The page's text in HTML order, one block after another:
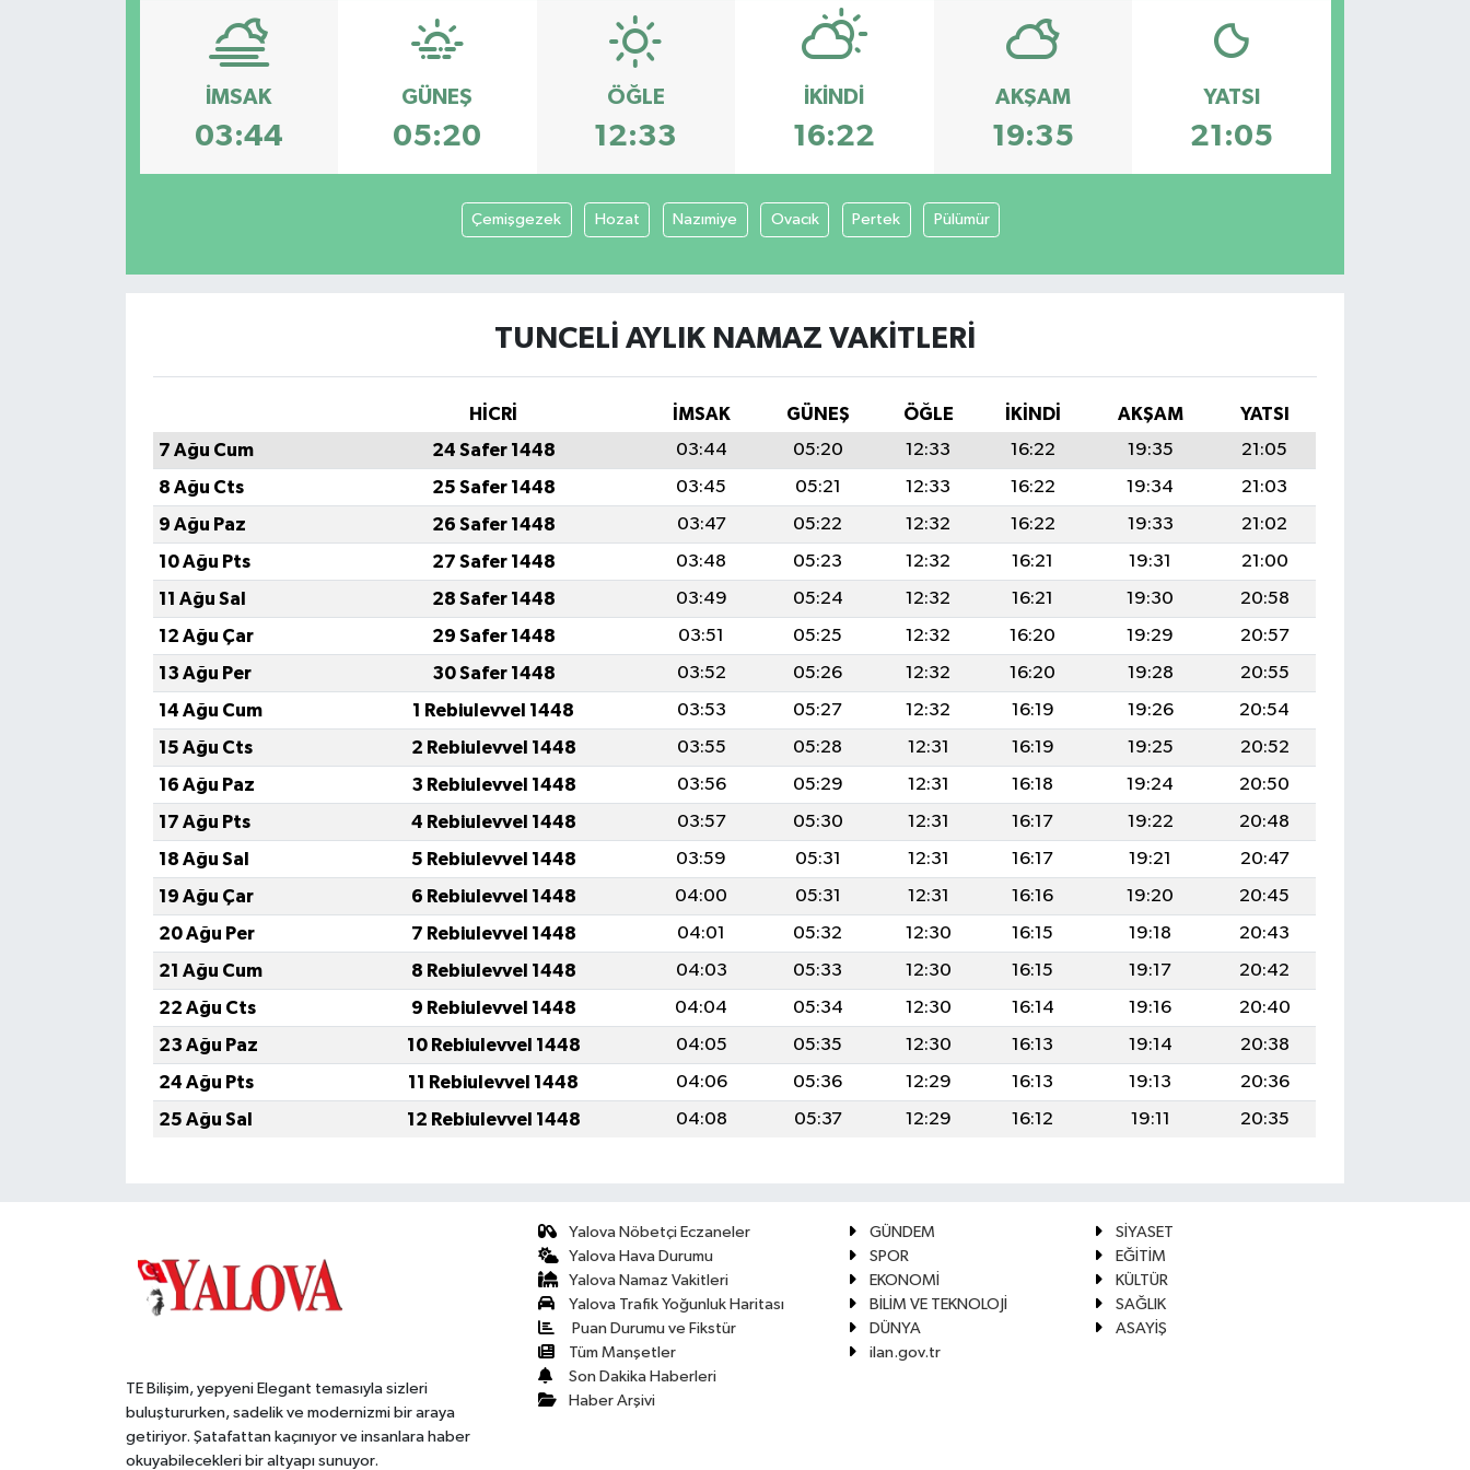
İMSAK
03:44
GÜNEŞ
05:20
ÖĞLE
12:33
İKINDI
16:22
AKŞAM
19:35
YATSI
21:05
Çemişgezek Hozat Nazımiye Ovacık Pertek Pülümür
TUNCELI AYLIK NAMAZ VAKITLERI
HİCRİ İMSAK GÜNEŞ ÖĞLE İKINDI AKŞAM
YATSI
7 Ağu Cum
24 Safer 1448 03:44 05:20 12:33 16:22 19:35
21:05
8 Ağu Cts
25 Safer 1448 03:45 05:21 12:33 16:22 19:34
21:03
9 Ağu Paz
26 Safer 1448 03:47 05:22 12:32 16:22 19:33
21:02
10 Ağu Pts
27 Safer 1448 03:48 05:23 12:32 16:21 19:31
21:00
11 Ağu Sal
28 Safer 1448 03:49 05:24 12:32 16:21 19:30
20:58
12 Ağu Çar
29 Safer 1448 03:51 05:25 12:32 16:20 19:29
20:57
13 Ağu Per
30 Safer 1448 03:52 05:26 12:32 16:20 19:28
20:55
14 Ağu Cum
1 Rebiulevvel 1448 03:53 05:27 12:32 16:19 19:26
20:54
15 Ağu Cts
2 Rebiulevvel 1448 03:55 05:28 12:31 16:19 19:25
20:52
16 Ağu Paz
3 Rebiulevvel 1448 03:56 05:29 12:31 16:18 19:24
20:50
17 Ağu Pts
4 Rebiulevvel 1448 03:57 05:30 12:31 16:17 19:22
20:48
18 Ağu Sal
5 Rebiulevvel 1448 03:59 05:31 12:31 16:17 19:21
20:47
19 Ağu Çar
6 Rebiulevvel 1448 04:00 05:31 12:31 16:16 19:20
20:45
20 Ağu Per
7 Rebiulevvel 1448 04:01 05:32 12:30 16:15 19:18
20:43
21 Ağu Cum
8 Rebiulevvel 1448 04:03 05:33 12:30 16:15 19:17
20:42
22 Ağu Cts
9 Rebiulevvel 1448 04:04 05:34 12:30 16:14 19:16
20:40
23 Ağu Paz
10 Rebiulevvel 1448 04:05 05:35 12:30 16:13 19:14
20:38
24 Ağu Pts
11 Rebiulevvel 1448 04:06 05:36 12:29 16:13 19:13
20:36
25 Ağu Sal
12 Rebiulevvel 1448 04:08 05:37 12:29 16:12 19:11 20:35
TE Bilişim, yepyeni Elegant temasıyla sizleri
buluştururken, sadelik ve modernizmi bir araya
getiriyor. Şatafattan kaçınıyor ve insanlara haber
okuyabilecekleri bir altyapı sunuyor.
Yalova Nöbetçi Eczaneler
Yalova Hava Durumu
Yalova Namaz Vakitleri
Yalova Trafik Yoğunluk Haritası
Puan Durumu ve Fikstür
Tüm Manşetler
Son Dakika Haberleri
Haber Arşivi
GÜNDEM
SİYASET
SPOR
EĞİTİM
EKONOMİ
KÜLTÜR
BİLİM VE TEKNOLOJİ
SAĞLIK
DÜNYA
ASAYİŞ
ilan.gov.tr